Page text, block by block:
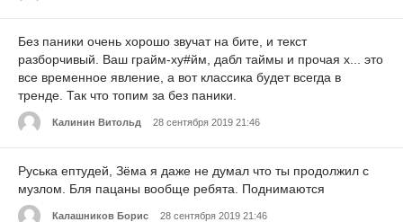
Без паники очень хорошо звучат на бите, и текст
разборчивый. Ваш грайм-ху#йм, дабл таймы и прочая х... это
все временное явление, а вот классика будет всегда в
тренде. Так что топим за без паники.
Калинин Витольд 28 сентября 2019 21:46
Руська ептудей, Зёма я даже не думал что ты продолжил с
музлом. Бля пацаны вообще ребята. Поднимаются
Калашников Борис 28 сентября 2019 21:46